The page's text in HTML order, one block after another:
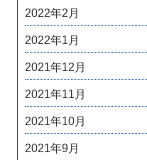
2022年2月
2022年1月
2021年12月
2021年11月
2021年10月
2021年9月